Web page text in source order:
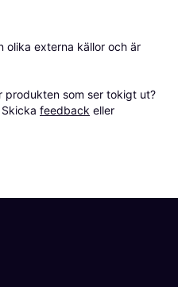
olika externa källor och är
produkten som ser tokigt ut?
feedback eller